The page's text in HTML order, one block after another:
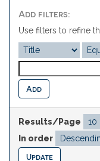
Add filters:
Use filters to refine
Results/Page
In order